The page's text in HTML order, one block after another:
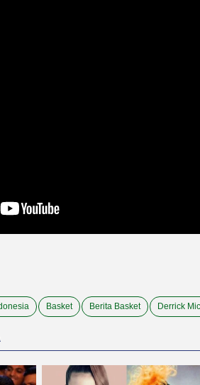
Basket Berita Basket Derrick